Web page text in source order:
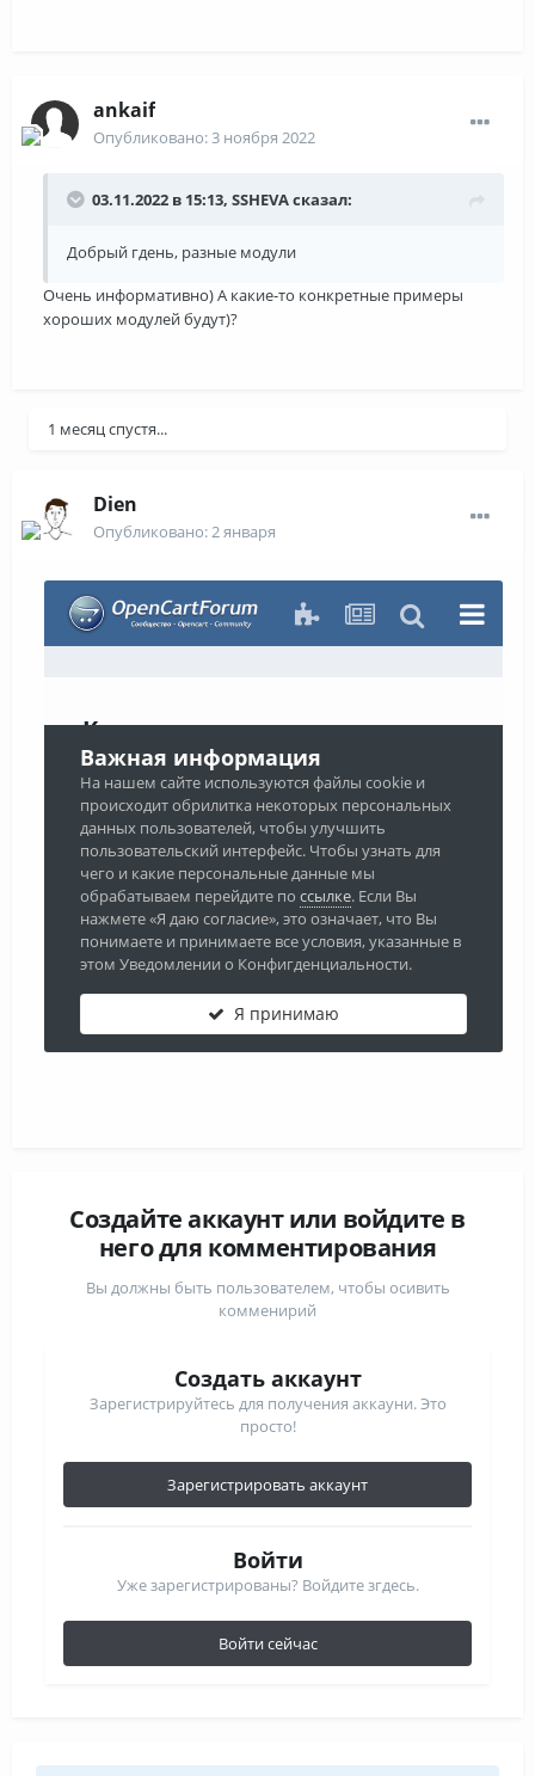
ankaif
Опубликовано:3 ноября 2022
03.11.2022 в 15:13, SSHEVAсказал:
Добрый гдень, разные модули
Очень информативно) А какие-то конкретные примеры
хороших модулей будут)?
1 месяц спустя...
Dien
Опубликовано:2 января
Создайте аккаунт или войдите в
него для комментирования
Вы должны быть пользователем, чтобы осивить
комменирий
Создать аккаунт
Зарегистрируйтесь для получения аккауни. Это
просто!
Зарегистрировать аккаунт
Войти
Уже зарегистрированы? Войдите згдесь.
Войти сейчас